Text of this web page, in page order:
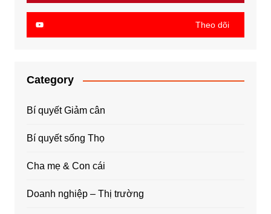
Theo dõi
Category
Bí quyết Giảm cân
Bí quyết sống Thọ
Cha mẹ & Con cái
Doanh nghiệp – Thị trường